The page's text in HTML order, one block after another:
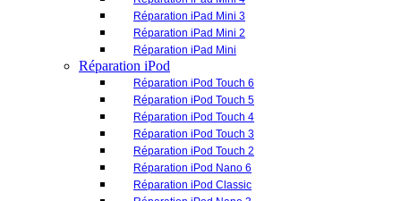
Réparation iPod Touch 2
Réparation iPod Nano 6
Réparation iPod Classic
Réparation iPod Nano 3
Apple Watch
Samsung
Réparation Samsung Galaxy S
Réparation Samsung Galaxy S25 Edge (S937B)
Réparation Samsung Galaxy S25 Ultra (S938B)
Réparation Samsung Galaxy S25+ (S936B)
Réparation Samsung Galaxy S25 (S931B)
Réparation Samsung Galaxy S24 Ultra (S928B)